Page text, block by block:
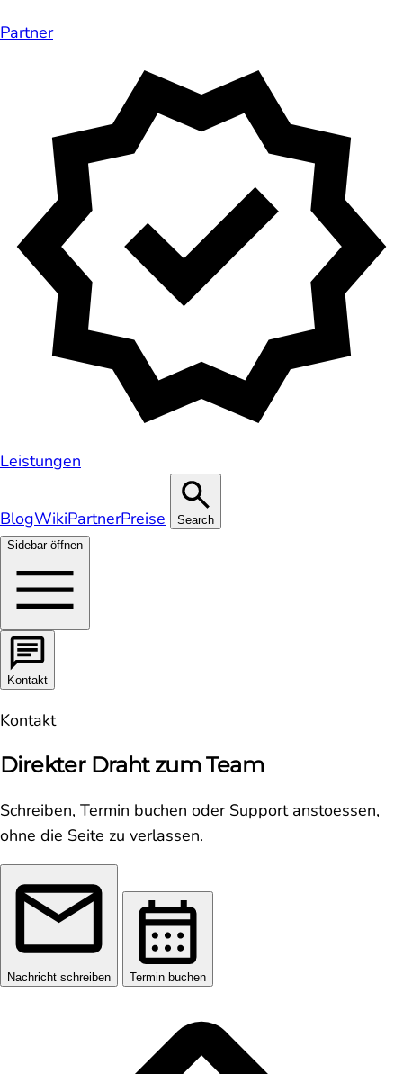
Partner
Leistungen
BlogWikiPartnerPreise
Search
Sidebar öffnen
Kontakt
Kontakt
Direkter Draht zum Team
Schreiben, Termin buchen oder Support anstoessen,
ohne die Seite zu verlassen.
Nachricht schreiben Termin buchen